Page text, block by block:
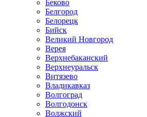
Беково
Белгород
Белорецк
Бийск
Великий Новгород
Верея
Верхнебаканский
Верхнеуральск
Витязево
Владикавказ
Волгоград
Волгодонск
Волжский